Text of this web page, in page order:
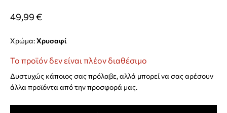
49,99 €
Χρώμα: χρυσαφί
Το προϊόν δεν είναι πλέον διαθέσιμο
Δυστυχώς κάποιος σας πρόλαβε, αλλά μπορεί να σας αρέσουν
άλλα προϊόντα από την προσφορά μας.